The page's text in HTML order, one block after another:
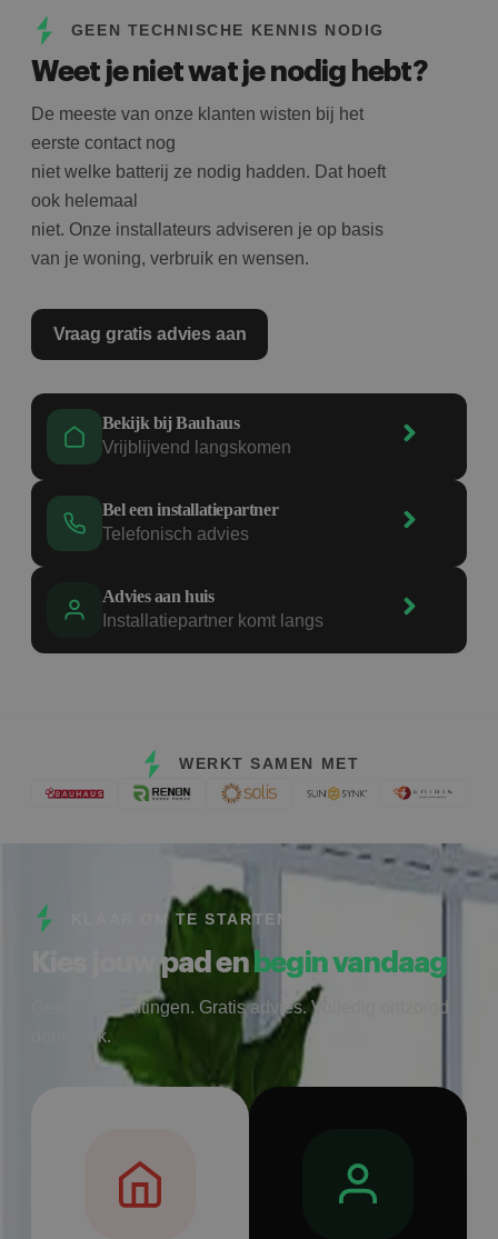
GEEN TECHNISCHE KENNIS NODIG
Weet je niet wat je nodig hebt?
De meeste van onze klanten wisten bij het
eerste contact nog
niet welke batterij ze nodig hadden. Dat hoeft
ook helemaal
niet. Onze installateurs adviseren je op basis
van je woning, verbruik en wensen.
Vraag gratis advies aan
Bekijk bij Bauhaus
Vrijblijvend langskomen
Bel een installatiepartner
Telefonisch advies
Advies aan huis
Installatiepartner komt langs
WERKT SAMEN MET
KLAAR OM TE STARTEN
Kies jouw pad enbegin vandaag
Geen verplichtingen. Gratis advies. Volledig ontzorgd
door Bolk.